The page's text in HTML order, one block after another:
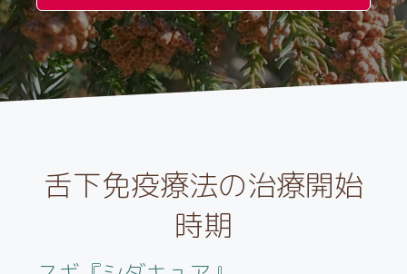
舌下免疫療法の治療開始
時期